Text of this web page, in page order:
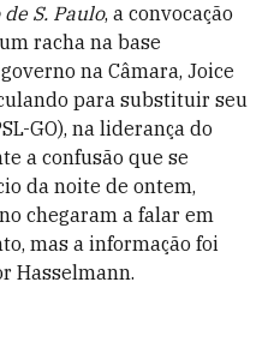
de S. Paulo, a convocação
racha na base
na Câmara, Joice
para substituir seu
GO), na liderança do
a confusão que se
da noite de ontem,
chegaram a falar em
mas a informação foi
Hasselmann.